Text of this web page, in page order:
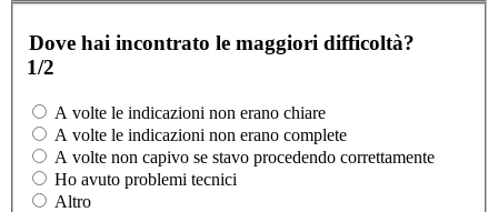
Dove hai incontrato le maggiori difficoltà?
1/2
A volte le indicazioni non erano chiare
A volte le indicazioni non erano complete
A volte non capivo se stavo procedendo correttamente
Ho avuto problemi tecnici
Altro